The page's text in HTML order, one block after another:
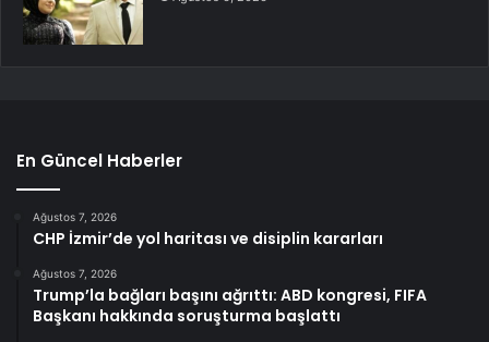
En Güncel Haberler
Ağustos 7, 2026
CHP İzmir’de yol haritası ve disiplin kararları
Ağustos 7, 2026
Trump’la bağları başını ağrıttı: ABD kongresi, FIFA
Başkanı hakkında soruşturma başlattı